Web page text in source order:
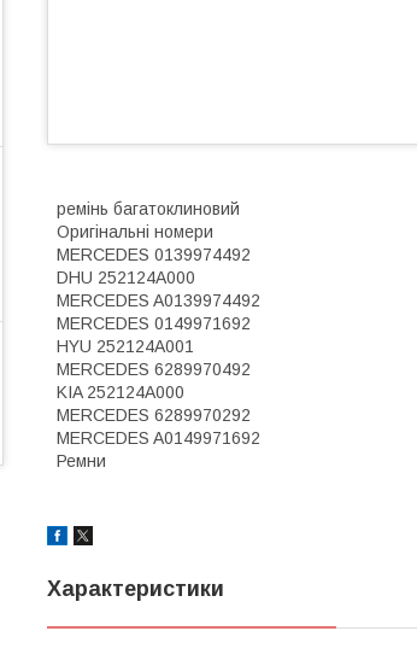
ремінь багатоклиновий
Оригінальні номери
MERCEDES 0139974492
DHU 252124A000
MERCEDES A0139974492
MERCEDES 0149971692
HYU 252124A001
MERCEDES 6289970492
KIA 252124A000
MERCEDES 6289970292
MERCEDES A0149971692
Ремни
Характеристики